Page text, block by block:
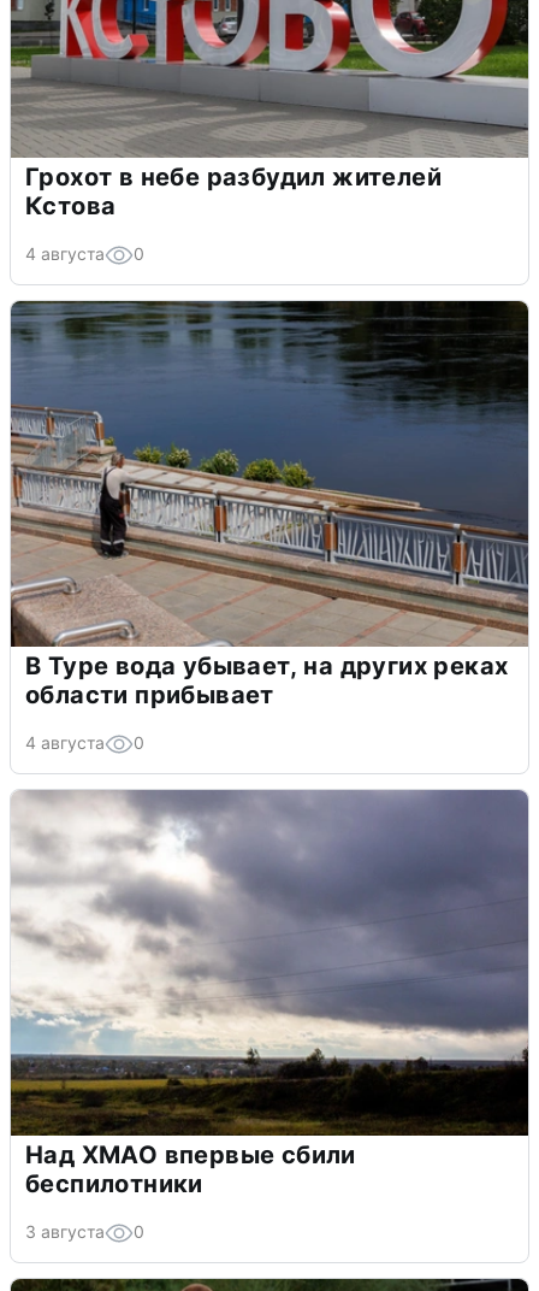
Грохот в небе разбудил жителей
Кстова
4 августа 0
В Туре вода убывает, на других реках
области прибывает
4 августа 0
Над ХМАО впервые сбили
беспилотники
3 августа 0